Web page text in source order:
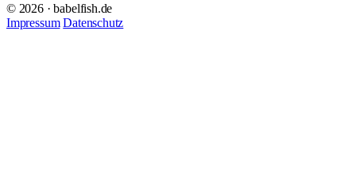
© 2026 · babelfish.de
Impressum Datenschutz